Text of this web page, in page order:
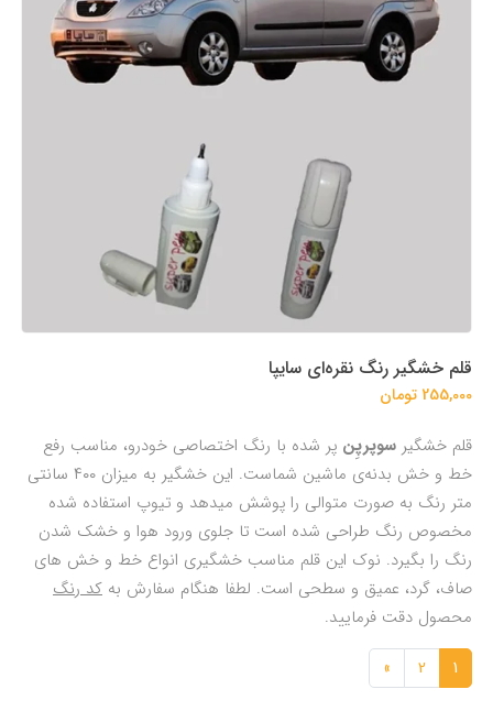
قلم خشگیر رنگ نقره‌ای سایپا
255,000 تومان
قلم خشگیر سوپرپِن پر شده با رنگ اختصاصی خودرو، مناسب رفع
خط و خش بدنه‌ی ماشین شماست. این خشگیر به میزان ۴۰۰ سانتی
متر رنگ به صورت متوالی را پوشش میدهد و تیوپ استفاده شده
مخصوص رنگ طراحی شده است تا جلوی ورود هوا و خشک شدن
رنگ را بگیرد. نوک این قلم مناسب خشگیری انواع خط و خش های
صاف، گرد، عمیق و سطحی است. لطفا هنگام سفارش به کد رنگ
محصول دقت فرمایید.
1
2
»